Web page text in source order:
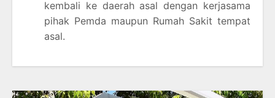
kembali ke daerah asal dengan kerjasama
pihak Pemda maupun Rumah Sakit tempat
asal.